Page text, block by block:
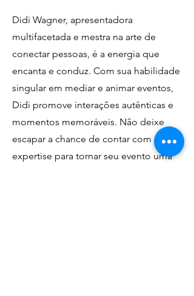
Didi Wagner, apresentadora
multifacetada e mestra na arte de
conectar pessoas, é a energia que
encanta e conduz. Com sua habilidade
singular em mediar e animar eventos,
Didi promove interações autênticas e
momentos memoráveis. Não deixe
escapar a chance de contar com sua
expertise para tornar seu evento uma